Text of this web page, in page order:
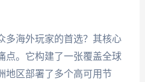
多海外玩家的首选？其核心
点。它构建了一张覆盖全球
地区部署了多个高可用节